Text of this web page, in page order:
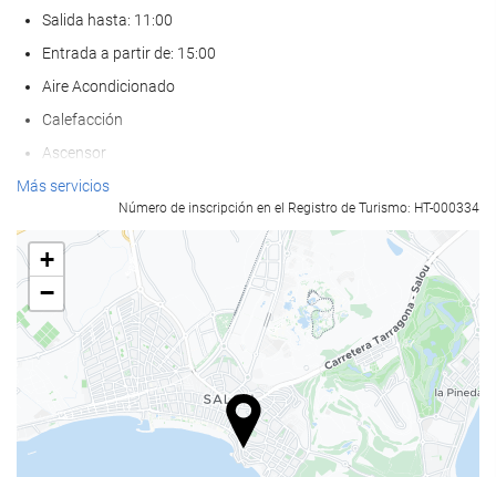
Salida hasta: 11:00
Entrada a partir de: 15:00
Aire Acondicionado
Calefacción
Ascensor
Adaptado para personas con movilidad reducida
Habitaciones No fumadores
Hotel no fumadores
No admite mascotas
Comida y bebida
Restaurante
Restaurante a la carta
Más servicios
Número de inscripción en el Registro de Turismo: HT-000334
+
−